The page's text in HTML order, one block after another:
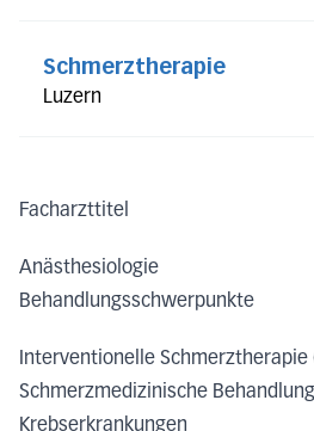
Schmerztherapie
Luzern
Facharzttitel
Anästhesiologie
Behandlungsschwerpunkte
Interventionelle Schmerztherapie
Schmerzmedizinische
Krebserkrankungen